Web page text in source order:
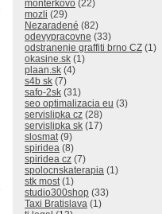
monterkovo (22)
mozli (29)
Nezaradené (82)
odevypracovne (33)
odstranenie graffiti brno CZ (1)
okasine.sk (1)
plaan.sk (4)
s4b sk (7)
safo-2sk (31)
seo optimalizacia eu (3)
servislipka cz (28)
servislipka sk (17)
slosmat(9)
spiridea (8)
spiridea cz (7)
spolocnskaterapia (1)
stk most(1)
studio300shop (33)
Taxi Bratislava (1)